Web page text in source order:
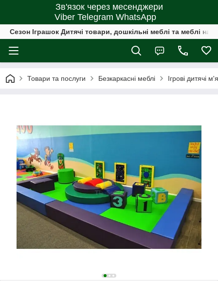
Зв'язок через месенджери
Viber Telegram WhatsApp
Сезон Іграшок Дитячі товари, дошкільні меблі та меблі на
Товари та послуги Безкаркасні меблі Ігрові дитячі